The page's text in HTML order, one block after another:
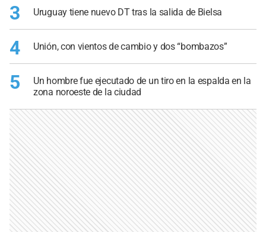
3 Uruguay tiene nuevo DT tras la salida de Bielsa
4 Unión, con vientos de cambio y dos “bombazos”
5
Un hombre fue ejecutado de un tiro en la espalda en la
zona noroeste de la ciudad